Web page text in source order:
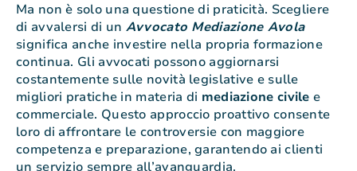
Ma non è solo una questione di praticità. Scegliere
di avvalersi di un Avvocato Mediazione Avola
significa anche investire nella propria formazione
continua. Gli avvocati possono aggiornarsi
costantemente sulle novità legislative e sulle
migliori pratiche in materia di mediazione civile e
commerciale. Questo approccio proattivo consente
loro di affrontare le controversie con maggiore
competenza e preparazione, garantendo ai clienti
un servizio sempre all’avanguardia.